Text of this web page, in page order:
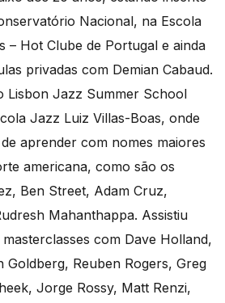
Nacional, na Escola
– Hot Clube de Portugal e ainda
privadas com Demian Cabaud.
Lisbon Jazz Summer School
Jazz Luiz Villas-Boas, onde
aprender com nomes maiores
americana, como são os
Ben Street, Adam Cruz,
Mahanthappa. Assistiu
com Dave Holland,
Goldberg, Reuben Rogers, Greg
Jorge Rossy, Matt Renzi,